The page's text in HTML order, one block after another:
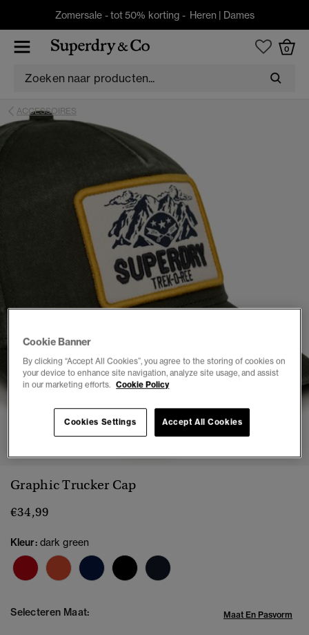
Zomersale - tot 50% korting - Heren | Dames
0
ACCESSOIRES
1 3 4
Graphic Trucker Cap
€34,99
Kleur: dark green
Selecteren Maat: Maat En Pasvorm
Cookie Banner
By clicking “Accept All Cookies”, you agree to the storing of cookies on
your device to enhance site navigation, analyze site usage, and assist
in our marketing efforts. Cookie Policy
Cookies Settings Accept All Cookies